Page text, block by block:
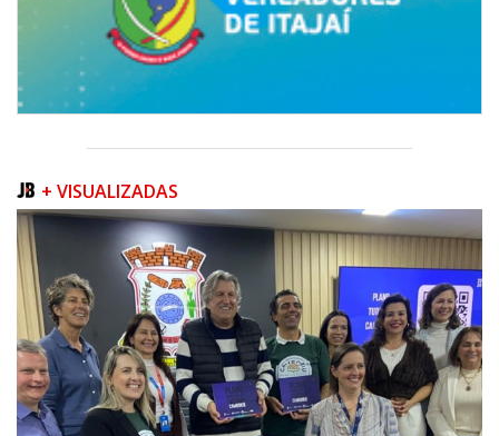
09/08/2026 | 07:00
Prefeitura apresenta projeto da Praça do Pescador à comunidade na
próxima quinta-feira (13/08)
BALNEÁRIO PIÇARRAS
+ VISUALIZADAS